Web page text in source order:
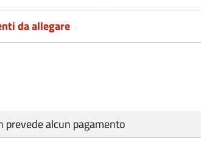
da allegare
prevede alcun pagamento